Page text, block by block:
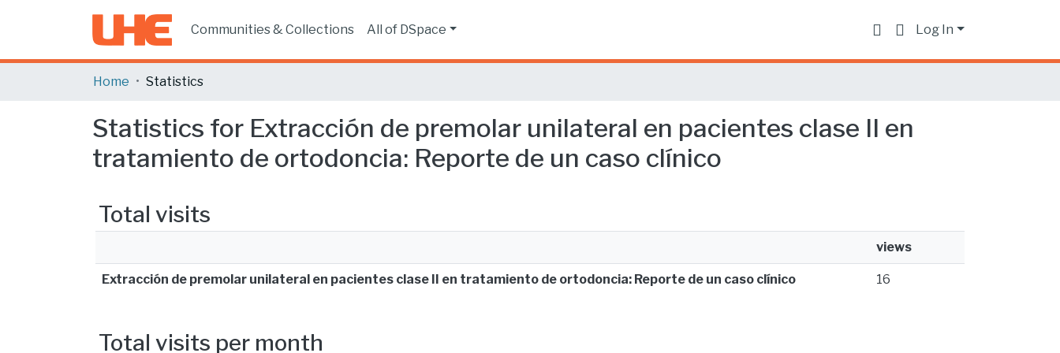
Communities & Collections All of DSpace Log In
Home Statistics
Statistics for Extracción de premolar unilateral en pacientes clase II en
tratamiento de ortodoncia: Reporte de un caso clínico
Total visits
views
Extracción de premolar unilateral en pacientes clase II en tratamiento de ortodoncia: Reporte de un caso clínico 16
Total visits per month